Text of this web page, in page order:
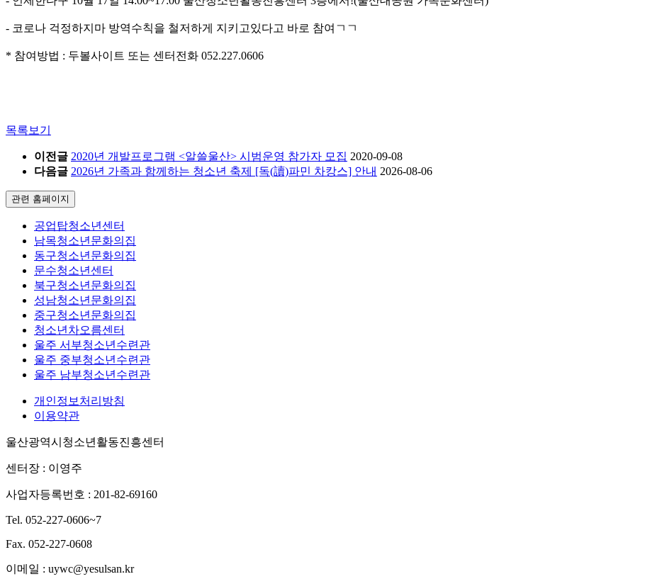
- 코로나 걱정하지마 방역수칙을 철저하게 지키고있다고 바로 참여ㄱㄱ
* 참여방법 : 두볼사이트 또는 센터전화 052.227.0606
목록보기
이전글 2020년 개발프로그램 <알쓸울산> 시범운영 참가자 모집 2020-09-08
다음글 2026년 가족과 함께하는 청소년 축제 [독(讀)파민 차캉스] 안내 2026-08-06
관련 홈페이지
공업탑청소년센터
남목청소년문화의집
동구청소년문화의집
문수청소년센터
북구청소년문화의집
성남청소년문화의집
중구청소년문화의집
청소년차오름센터
울주 서부청소년수련관
울주 중부청소년수련관
울주 남부청소년수련관
개인정보처리방침
이용약관
울산광역시청소년활동진흥센터
센터장 : 이영주
사업자등록번호 : 201-82-69160
Tel. 052-227-0606~7
Fax. 052-227-0608
이메일 : uywc@yesulsan.kr